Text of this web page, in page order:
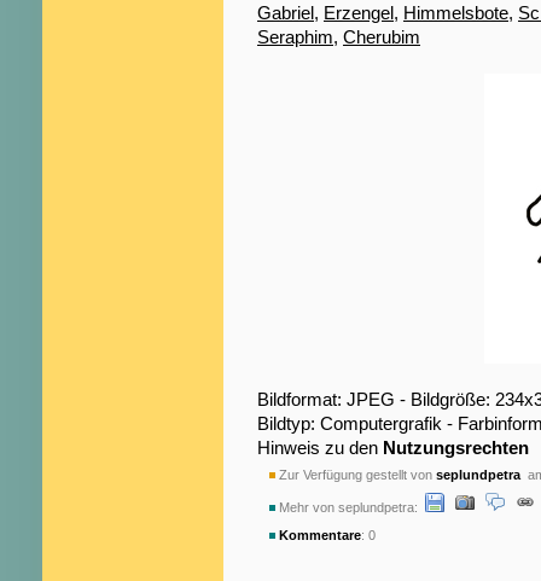
Gabriel, Erzengel, Himmelsbote,
Seraphim, Cherubim
Bildformat: JPEG - Bildgröße:
Bildtyp: Computergrafik -
Hinweis zu den Nutzungsrechten
Zur Verfügung gestellt von seplundpetra
Mehr von seplundpetra:
Kommentare: 0